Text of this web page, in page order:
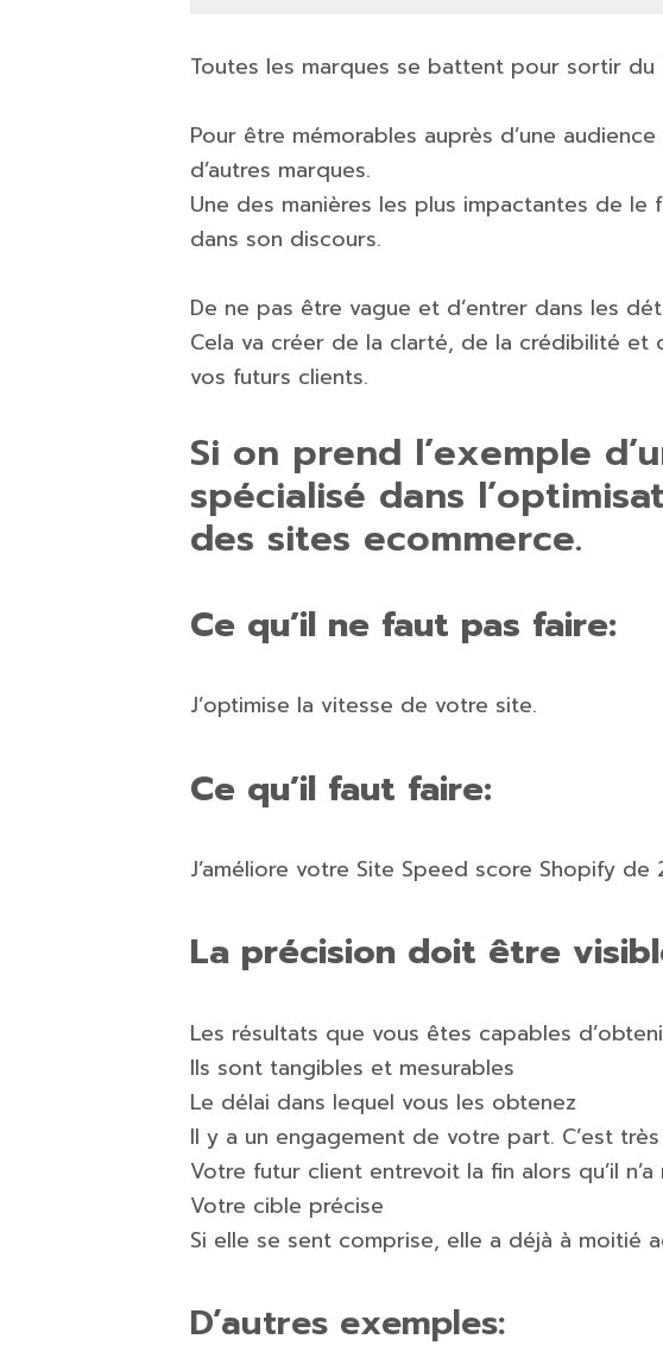
Toutes les marques se battent pour sortir du
Pour être mémorables auprès d’une
d’autres marques.
Une des manières les plus impactantes de le
dans son discours.
De ne pas être vague et d’entrer dans les
Cela va créer de la clarté, de la crédibilité et
vos futurs clients.
Si on prend l’exemple
spécialisé dans
des sites ecommerce.
Ce qu’il ne faut pas faire:
J’optimise la vitesse de votre site.
Ce qu’il faut faire:
J’améliore votre Site Speed score Shopify de
La précision doit être
Les résultats que vous êtes capables
Ils sont tangibles et mesurables
Le délai dans lequel vous les obtenez
Il y a un engagement de votre part. C’est très
Votre futur client entrevoit la fin alors qu’il
Votre cible précise
Si elle se sent comprise, elle a déjà à moitié
D’autres exemples: